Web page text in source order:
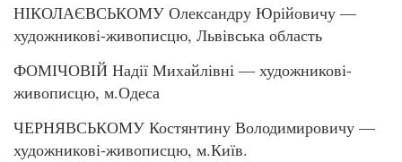
НІКОЛАЄВСЬКОМУ Олександру Юрійовичу —
художникові-живописцю, Львівська область
ФОМІЧОВІЙ Надії Михайлівні — художникові-
живописцю, м.Одеса
ЧЕРНЯВСЬКОМУ Костянтину Володимировичу —
художникові-живописцю, м.Київ.